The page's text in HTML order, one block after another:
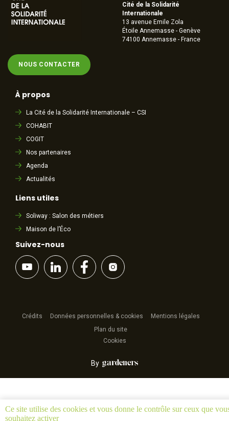
NOUS CONTACTER
Cité de la Solidarité
Internationale
13 avenue Emile Zola
Étoile Annemasse - Genève
74100 Annemasse - France
À propos
La Cité de la Solidarité Internationale – CSI
COHABIT
COGIT
Nos partenaires
Agenda
Actualités
Liens utiles
Soliway : Salon des métiers
Maison de l’Éco
Suivez-nous
Crédits Données personnelles & cookies
Mentions légales
Plan du site
Cookies
By
Ce site utilise des cookies et vous donne le contrôle sur ceux que
souhaitez activer